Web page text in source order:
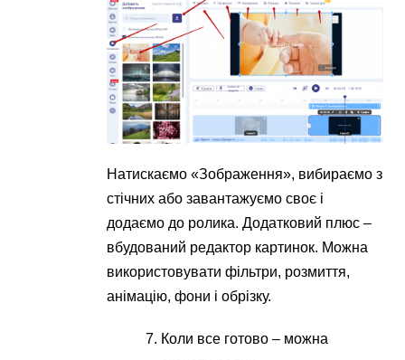
Натискаємо «Зображення», вибираємо з
стічних або завантажуємо своє і
додаємо до ролика. Додатковий плюс –
вбудований редактор картинок. Можна
використовувати фільтри, розмиття,
анімацію, фони і обрізку.
Коли все готово – можна